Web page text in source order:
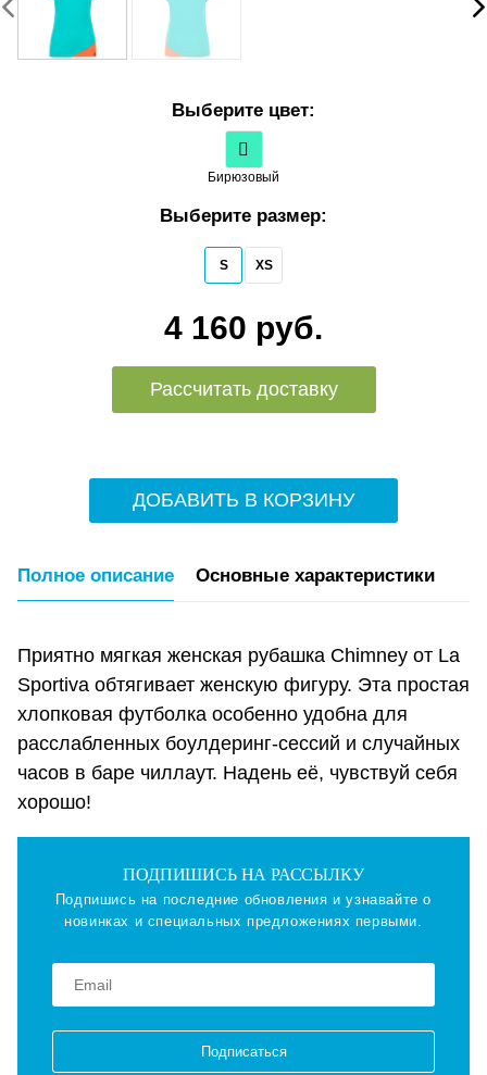
Выберите цвет:
Бирюзовый
Выберите размер:
S XS
4 160 руб.
Рассчитать доставку
ДОБАВИТЬ В КОРЗИНУ
Полное описание Основные характеристики
Приятно мягкая женская рубашка Chimney от La
Sportiva обтягивает женскую фигуру. Эта простая
хлопковая футболка особенно удобна для
расслабленных боулдеринг-сессий и случайных
часов в баре чиллаут. Надень её, чувствуй себя
хорошо!
ПОДПИШИСЬ НА РАССЫЛКУ
Подпишись на последние обновления и узнавайте о
новинках и специальных предложениях первыми.
Подписаться